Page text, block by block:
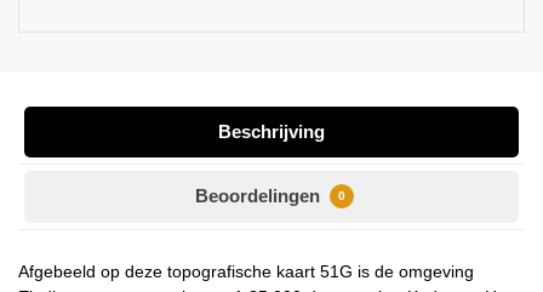
Beschrijving
Beoordelingen 0
Afgebeeld op deze topografische kaart 51G is de omgeving